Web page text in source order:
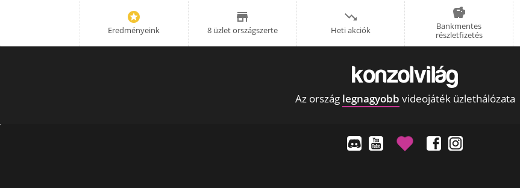

Eredményeink

8 üzlet országszerte

Heti akciók

Bankmentes
részletfizetés
Az ország legnagyobb videojáték üzlethálózata